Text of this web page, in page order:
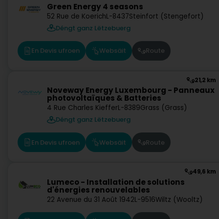
Green Energy 4 seasons
52 Rue de KoerichL-8437Steinfort (Stengefort)
Déngt ganz Lëtzebuerg
En Devis ufroen Websäit Route
21,2 km
Noveway Energy Luxembourg - Panneaux
photovoltaïques & Batteries
4 Rue Charles KiefferL-8389Grass (Grass)
Déngt ganz Lëtzebuerg
En Devis ufroen Websäit Route
49,6 km
Lumeco - Installation de solutions
d'énergies renouvelables
22 Avenue du 31 Août 1942L-9516Wiltz (Wooltz)